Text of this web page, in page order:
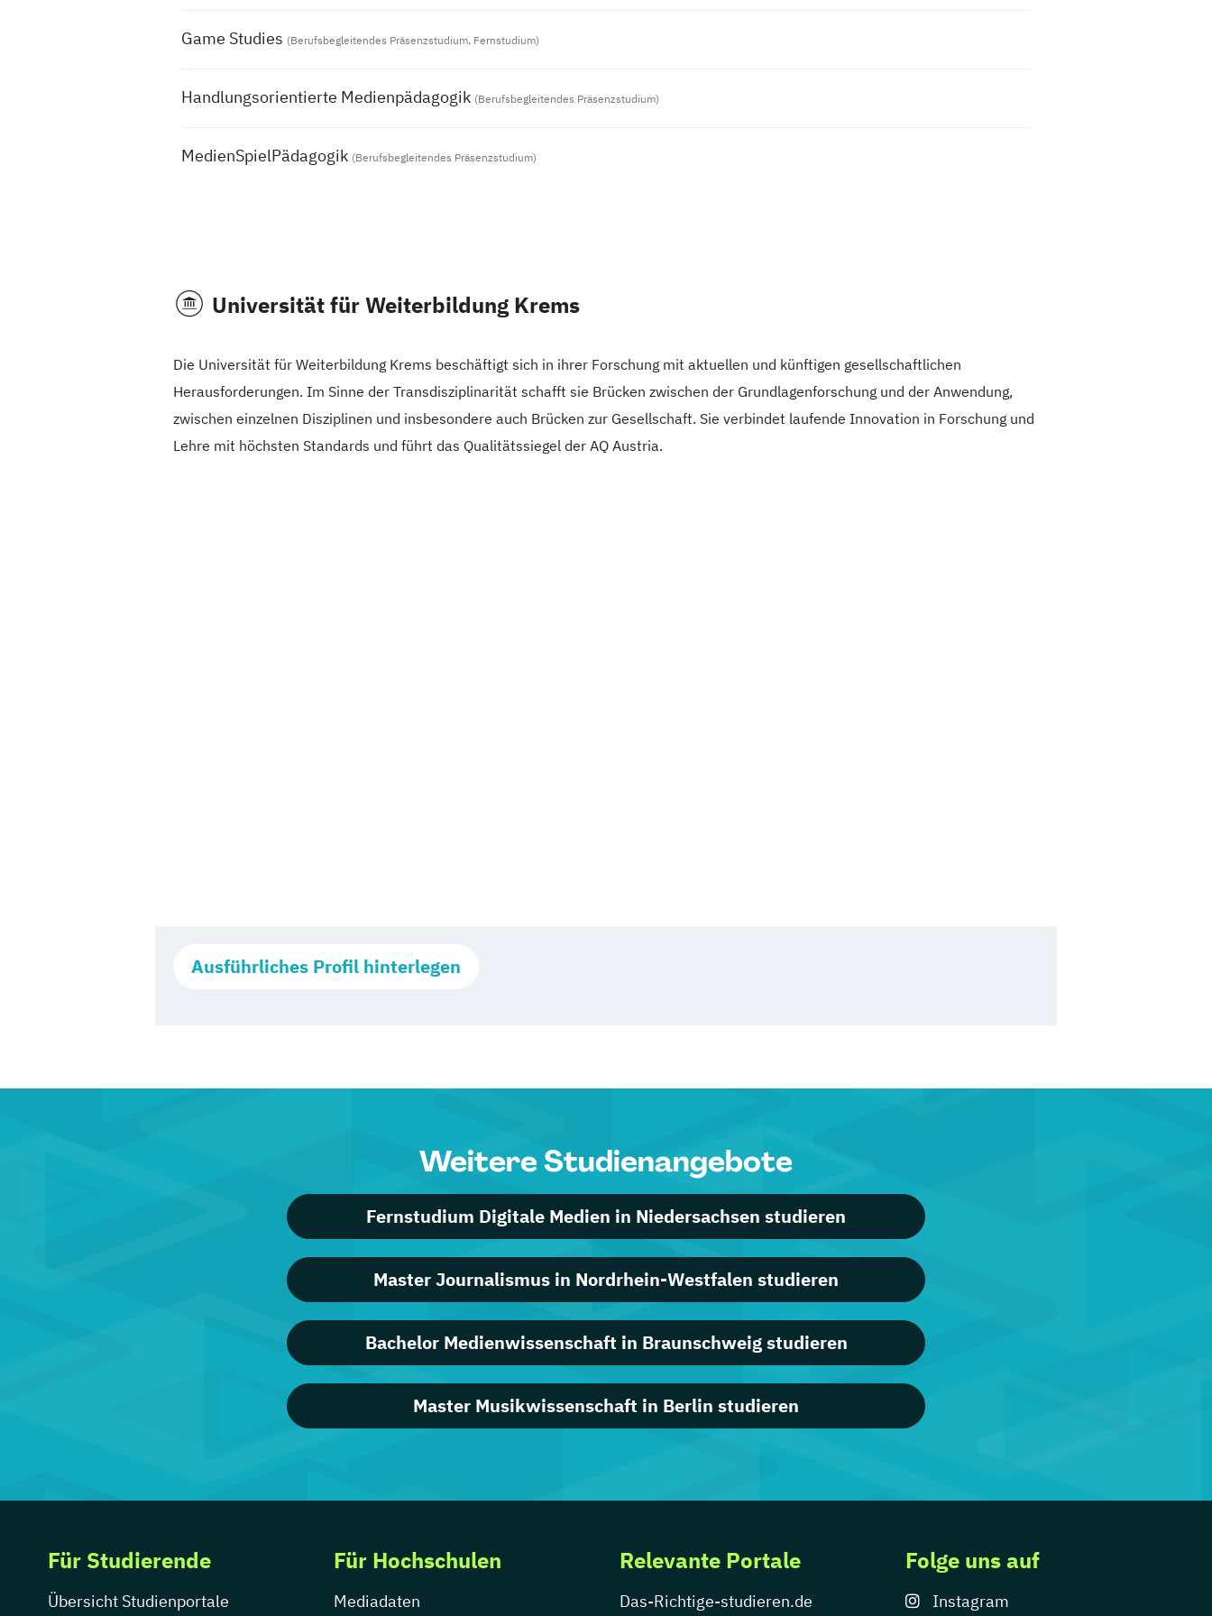
Game Studies (Berufsbegleitendes Präsenzstudium, Fernstudium)
Handlungsorientierte Medienpädagogik (Berufsbegleitendes Präsenzstudium)
MedienSpielPädagogik (Berufsbegleitendes Präsenzstudium)
Universität für Weiterbildung Krems
Die Universität für Weiterbildung Krems beschäftigt sich in ihrer Forschung mit aktuellen und künftigen gesellschaftlichen
Herausforderungen. Im Sinne der Transdisziplinarität schafft sie Brücken zwischen der Grundlagenforschung und der Anwendung,
zwischen einzelnen Disziplinen und insbesondere auch Brücken zur Gesellschaft. Sie verbindet laufende Innovation in Forschung und
Lehre mit höchsten Standards und führt das Qualitätssiegel der AQ Austria.
Ausführliches Profil hinterlegen
Weitere Studienangebote
Fernstudium Digitale Medien in Niedersachsen studieren
Master Journalismus in Nordrhein-Westfalen studieren
Bachelor Medienwissenschaft in Braunschweig studieren
Master Musikwissenschaft in Berlin studieren
Für Studierende
Übersicht Studienportale
Für Hochschulen
Mediadaten
Relevante Portale
Das-Richtige-studieren.de
Folge uns auf
Instagram